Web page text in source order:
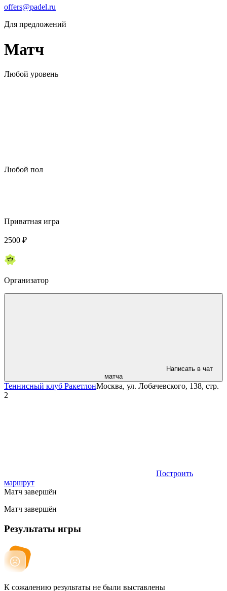
offers@padel.ru
Для предложений
Матч
Любой уровень
Любой пол
Приватная игра
2500 ₽
Организатор
Написать в чат
матча
Теннисный клуб РакетлонМосква, ул. Лобачевского, 138, стр.
2
Построить
маршрут
Матч завершён
Матч завершён
Результаты игры
К сожалению результаты не были выставлены